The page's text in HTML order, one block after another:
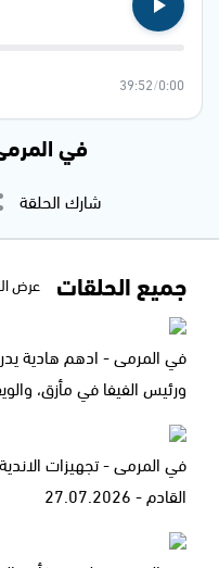
0:00
/
39:52
في المرمى -
شارك الحلقة
جميع الحلقات عرض
في المرمى - ادهم هادية
ورئيس الفيفا في مأزق، والويفا
في المرمى - تجهيزات
القادم - 27.07.2026